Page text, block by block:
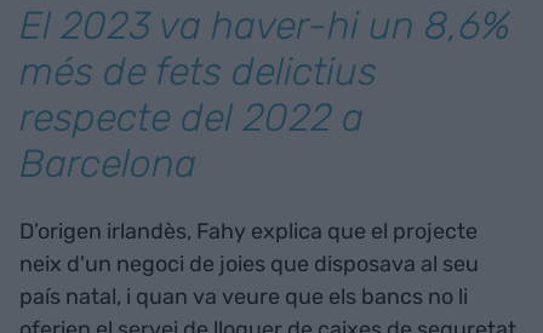
El 2023 va haver-hi un 8,6%
més de fets delictius
respecte del 2022 a
Barcelona
D’origen irlandès, Fahy explica que el projecte
neix d'un negoci de joies que disposava al seu
país natal, i quan va veure que els bancs no li